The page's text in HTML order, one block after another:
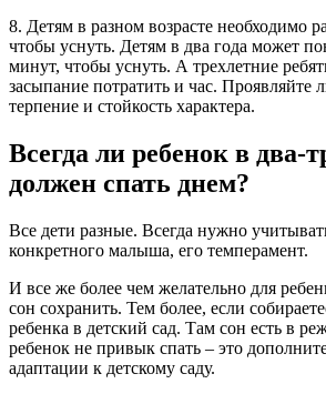
8. Детям в разном возрасте необходимо
чтобы уснуть. Детям в два года может
минут, чтобы уснуть. А трехлетние
засыпание потратить и час. Проявляйте
терпение и стойкость характера.
Всегда ли ребенок в два-
должен спать днем?
Все дети разные. Всегда нужно
конкретного малыша, его темперамент.
И все же более чем желательно для
сон сохранить. Тем более, если
ребенка в детский сад. Там сон есть в
ребенок не привык спать – это
адаптации к детскому саду.